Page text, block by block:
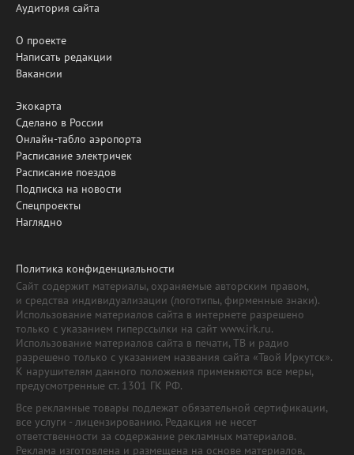
Аудитория сайта
О проекте
Написать редакции
Вакансии
Экокарта
Сделано в России
Онлайн-табло аэропорта
Расписание электричек
Расписание поездов
Подписка на новости
Спецпроекты
Наглядно
Политика конфиденциальности
Сайт содержит материалы, охраняемые авторским правом,
и средства индивидуализации (логотипы, фирменные знаки).
Использование материалов сайта в интернете разрешено
только с указанием гиперссылки на сайт www.irk.ru.
Использование материалов сайта в печати, ТВ и радио
разрешено только с указанием названия сайта «Твой Иркутск».
К нарушителям данного положения применяются все меры,
предусмотренные ст. 1301 ГК РФ.
Все рекламные товары подлежат обязательной сертификации,
все услуги - лицензированию. Редакция не несет
ответственности за содержание рекламных материалов.
Реклама изготовлена и размещена на основе материалов,